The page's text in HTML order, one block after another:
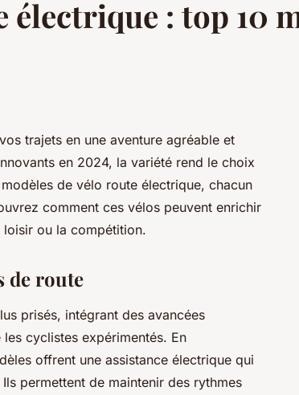
: top 10
trajets en une aventure agréable et
en 2024, la variété rend le choix
de vélo route électrique, chacun
comment ces vélos peuvent enrichir
ou la compétition.
de route
prisés, intégrant des avancées
cyclistes expérimentés. En
offrent une assistance électrique qui
permettent de maintenir des rythmes